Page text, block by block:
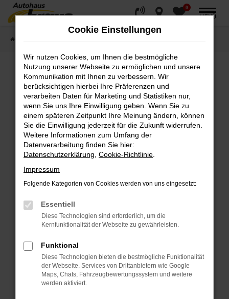
Zum
Hauptinhalt
springen
0
MENÜ
Fehler: Network Error
Beim Laden ist ein Fehler aufgetreten.
Hier sind ein paar Tipps, die dir helfen können:
Überprüfe deine Firewall und deine
Internetverbindung.
Laden andere Webseiten, zum Beispiel deine
Suchmaschine?
Prüfe deine Browsererweiterungen.
können das Laden bestimmter Seiten
verhindern. Funktioniert die Seite in einem
Fenster?
Starte dein Gerät neu.
Das kann manchmal helfen, vorübergehende
Probleme zu beheben.
Cookie Einstellungen
Wir nutzen Cookies, um Ihnen die bestmögliche
Nutzung unserer Webseite zu ermöglichen und unsere
Kommunikation mit Ihnen zu verbessern. Wir
berücksichtigen hierbei Ihre Präferenzen und
verarbeiten Daten für Marketing und Statistiken nur,
wenn Sie uns Ihre Einwilligung geben. Wenn Sie zu
einem späteren Zeitpunkt Ihre Meinung ändern, können
Sie die Einwilligung jederzeit für die Zukunft widerrufen.
Weitere Informationen zum Umfang der
Datenverarbeitung finden Sie hier:
Datenschutzerklärung Cookie-Richtlinie
Impressum
Folgende Kategorien von Cookies werden von uns eingesetzt:
Essentiell
Diese Technologien sind erforderlich, um die
Kernfunktionalität der Webseite zu gewährleisten.
Funktional
Diese Technologien bieten die bestmögliche Funktionalität
der Webseite. Services von Drittanbietern wie Google
Maps, Chats, Fahrzeugbewertungssystem und weitere
werden aktiviert.